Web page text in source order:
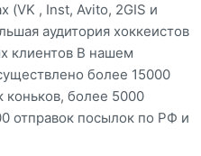
(VK , Inst, Avito, 2GIS и
аудитория хоккеистов
клиентов В нашем
более 15000
коньков, более 5000
отправок посылок по РФ и